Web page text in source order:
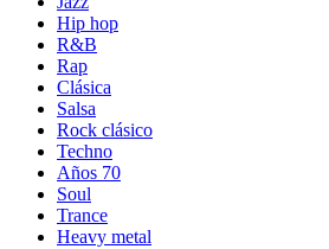
Hip hop
R&B
Rap
Clásica
Salsa
Rock clásico
Techno
Años 70
Soul
Trance
Heavy metal